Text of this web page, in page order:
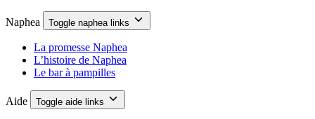
Naphea Toggle naphea links
La promesse Naphea
L’histoire de Naphea
Le bar à pampilles
Aide Toggle aide links